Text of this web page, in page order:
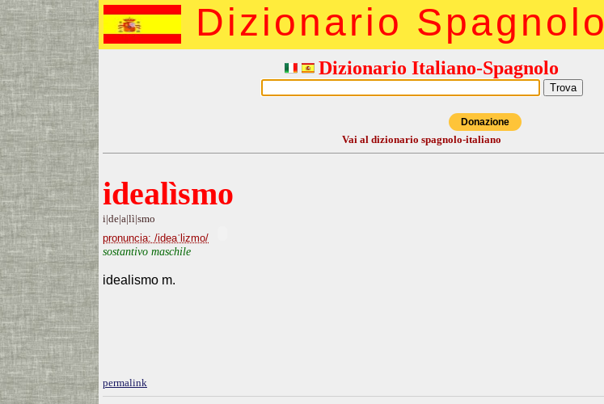
Dizionario Spagnolo
Dizionario Italiano-Spagnolo
Donazione
Vai al dizionario spagnolo-italiano
idealìsmo
i|de|a|lì|smo
pronuncia: /ideaˈlizmo/
sostantivo maschile
idealismo m.
permalink